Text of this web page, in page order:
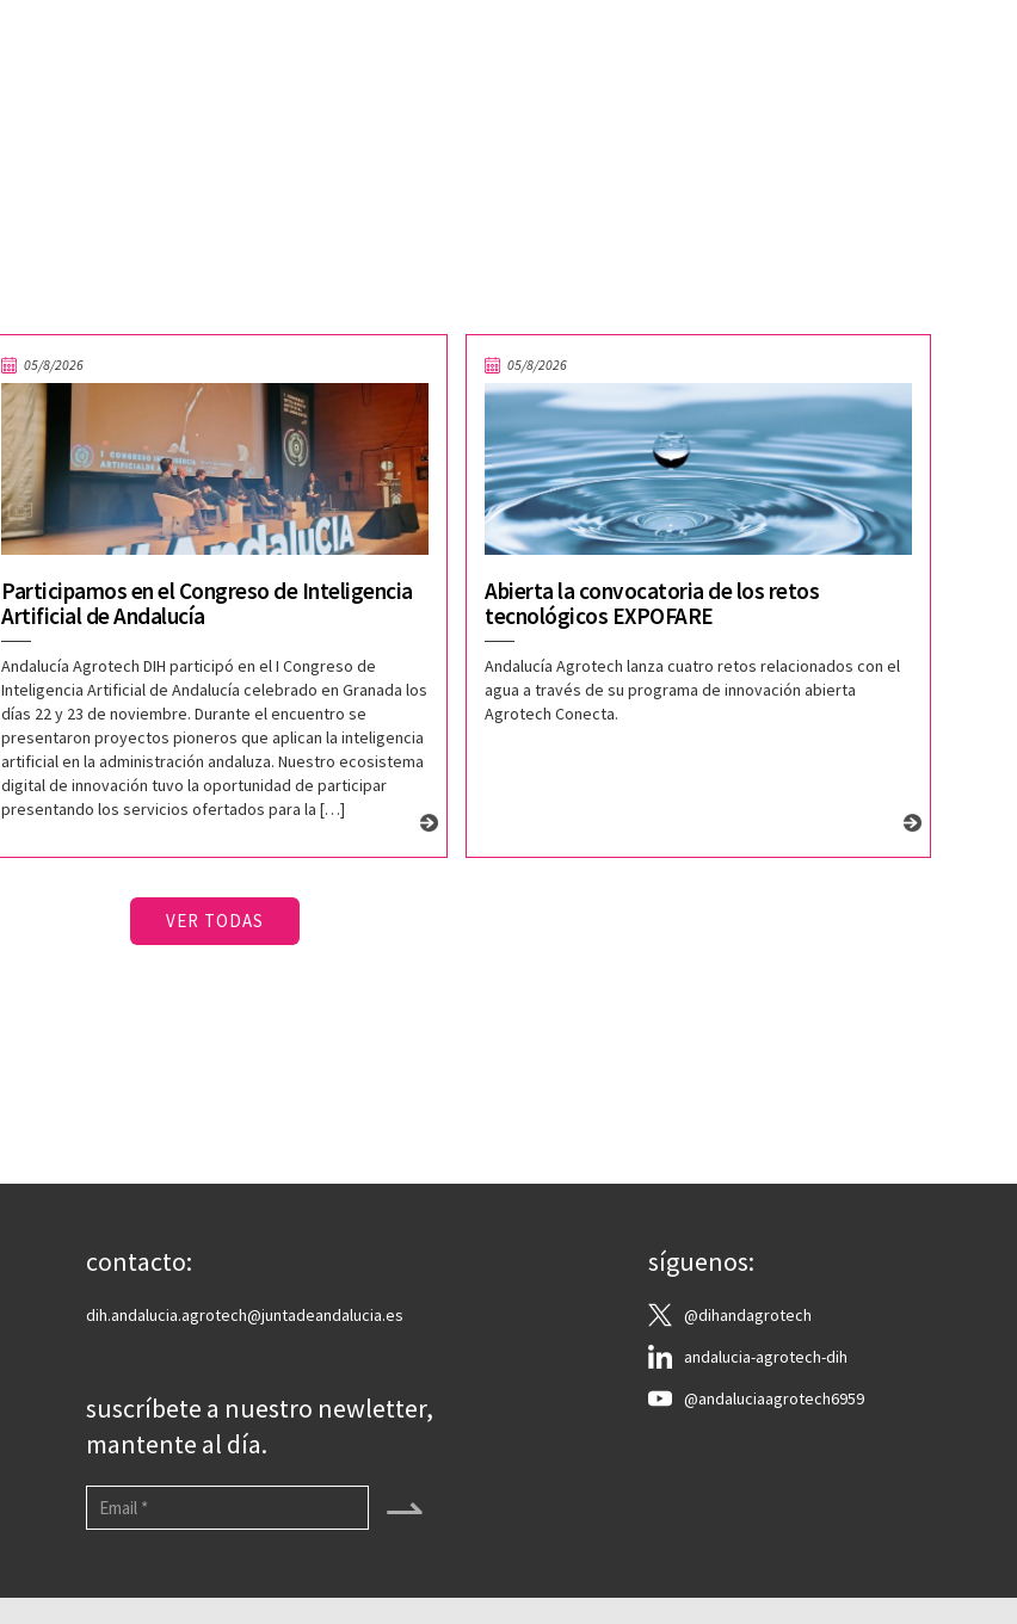
05/8/2026
Participamos en el Congreso de Inteligencia
Artificial de Andalucía
Andalucía Agrotech DIH participó en el I Congreso de
Inteligencia Artificial de Andalucía celebrado en Granada los
días 22 y 23 de noviembre. Durante el encuentro se
presentaron proyectos pioneros que aplican la inteligencia
artificial en la administración andaluza. Nuestro ecosistema
digital de innovación tuvo la oportunidad de participar
presentando los servicios ofertados para la […]
05/8/2026
Abierta la convocatoria de los retos
tecnológicos EXPOFARE
Andalucía Agrotech lanza cuatro retos relacionados con el
agua a través de su programa de innovación abierta
Agrotech Conecta.
VER TODAS
contacto:
dih.andalucia.agrotech@juntadeandalucia.es
suscríbete a nuestro newletter,
mantente al día.
⇀
síguenos:
@dihandagrotech
andalucia-agrotech-dih
@andaluciaagrotech6959